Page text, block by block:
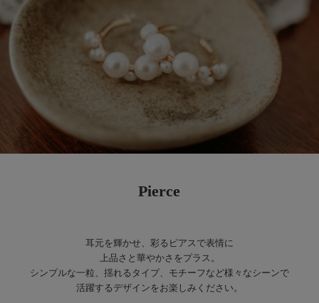
Pierce
耳元を輝かせ、彩るピアスで表情に
上品さと華やかさをプラス。​
シンプルな一粒、揺れるタイプ、モチーフなど様々なシーンで
活躍するデザインをお楽しみください。​